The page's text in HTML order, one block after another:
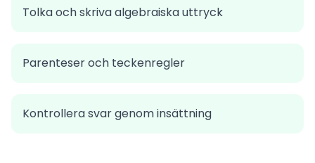
Tolka och skriva algebraiska uttryck
Parenteser och teckenregler
Kontrollera svar genom insättning